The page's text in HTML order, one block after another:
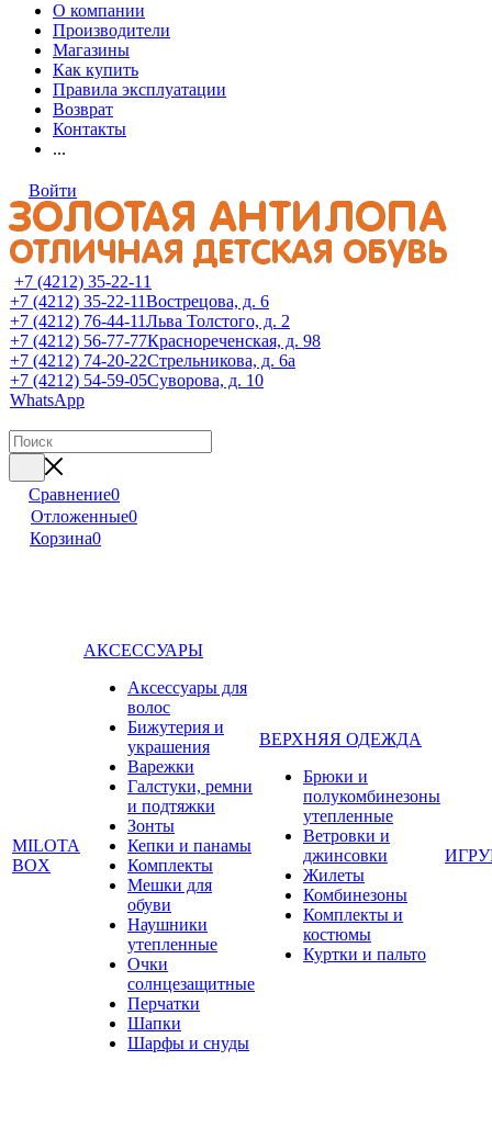
О компании
Производители
Магазины
Как купить
Правила эксплуатации
Возврат
Контакты
...
Войти
+7 (4212) 35-22-11
+7 (4212) 35-22-11Вострецова, д. 6
+7 (4212) 76-44-11Льва Толстого, д. 2
+7 (4212) 56-77-77Краснореченская, д. 98
+7 (4212) 74-20-22Стрельникова, д. 6а
+7 (4212) 54-59-05Суворова, д. 10
WhatsApp
Сравнение0
Отложенные0
Корзина0
MILOTA
BOX
АКСЕССУАРЫ
Аксессуары для
волос
Бижутерия и
украшения
Варежки
Галстуки, ремни
и подтяжки
Зонты
Кепки и панамы
Комплекты
Мешки для
обуви
Наушники
утепленные
Очки
солнцезащитные
Перчатки
Шапки
Шарфы и снуды
ВЕРХНЯЯ ОДЕЖДА
Брюки и
полукомбинезоны
утепленные
Ветровки и
джинсовки
Жилеты
Комбинезоны
Комплекты и
костюмы
Куртки и пальто